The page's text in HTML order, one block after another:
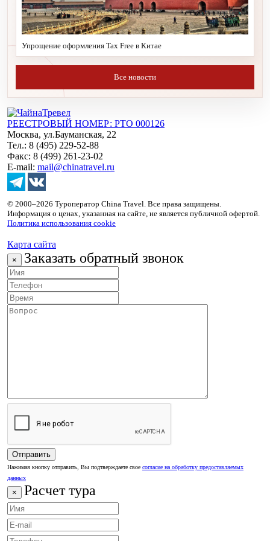
Упрощение оформления Tax Free в Китае
Все новости
РЕЕСТРОВЫЙ НОМЕР: РТО 000126
Москва, ул.Бауманская, 22
Тел.: 8 (495) 229-52-88
Факс: 8 (499) 261-23-02
E-mail: mail@chinatravel.ru
© 2000–2026 Туроператор China Travel. Все права защищены.
Информация о ценах, указанная на сайте, не является публичной офертой.
Политика использования cookie
Карта сайта
× Заказать обратный звонок
Нажимая кнопку отправить, Вы подтверждаете свое согласие на обработку предоставляемых
данных
× Расчет тура